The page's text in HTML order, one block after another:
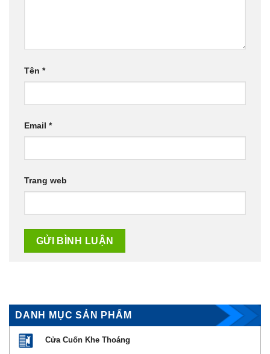
Tên *
Email *
Trang web
DANH MỤC SẢN PHẨM
Cửa Cuốn Khe Thoáng